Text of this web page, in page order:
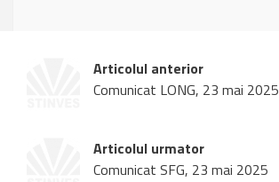
Articolul anterior
Comunicat LONG, 23 mai 2025
Articolul urmator
Comunicat SFG, 23 mai 2025